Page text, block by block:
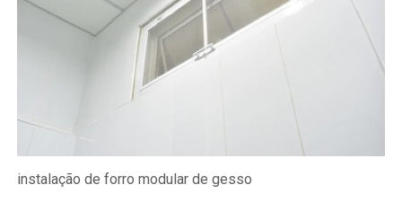
instalação de forro modular de gesso